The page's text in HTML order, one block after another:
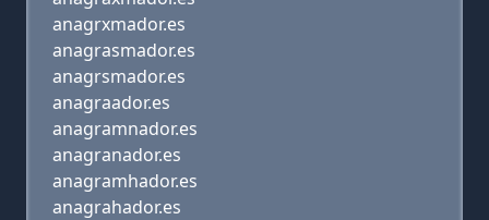
anagrxmador.es
anagrasmador.es
anagrsmador.es
anagraador.es
anagramnador.es
anagranador.es
anagramhador.es
anagrahador.es